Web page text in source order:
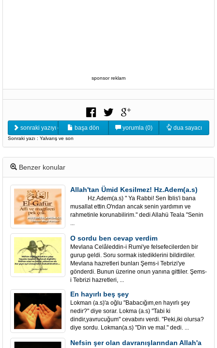
sponsor reklam
sonraki yazıyı oku başa dön yorumla (0) dua sayacı
Sonraki yazı : Yalvarış ve son
Benzer konular
Allah'tan Ümid Kesilmez! Hz.Adem(a.s)
Hz.Adem(a.s) " Ya Rabbi! Sen İblis'i bana
musallat ettin.O'ndan ancak senin yardımın ve
rahmetinle korunabilirim." dedi Allahü Teala "Senin
...
O sordu ben cevap verdim
Mevlana Celâleddin-i Rumi'ye felsefecilerden bir
gurup geldi. Soru sormak istediklerini bildirdiler.
Mevlana hazretleri bunları Şems-i Tebrizi'ye
gönderdi. Bunun üzerine onun yanına gittiler. Şems-
i Tebrizi hazretleri, ...
En hayırlı beş şey
Lokman (a.s)'a oğlu "Babacığım,en hayırlı şey
nedir?" diye sorar. Lokma (a.s) "Tabi ki
dindir,yavrucuğum" cevabını verdi. "Peki,iki olursa?
diye sordu. Lokman(a.s) "Din ve mal." dedi. ...
Nefsin şer olan davranışlarından Allah'a